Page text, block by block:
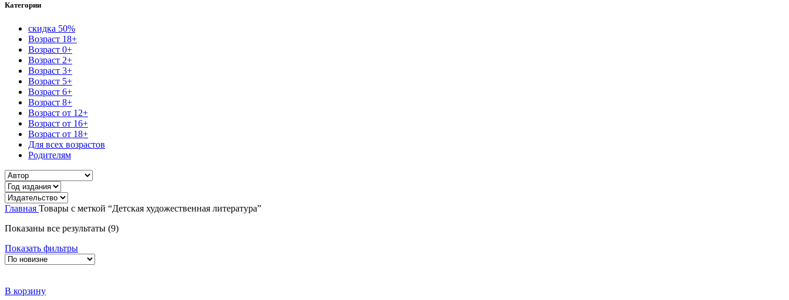
Категории
скидка 50%
Возраст 18+
Возраст 0+
Возраст 2+
Возраст 3+
Возраст 5+
Возраст 6+
Возраст 8+
Возраст от 12+
Возраст от 16+
Возраст от 18+
Для всех возрастов
Родителям
Главная Товары с меткой “Детская художественная литература”
Показаны все результаты (9)Сортировка:
Показать фильтры
В корзину